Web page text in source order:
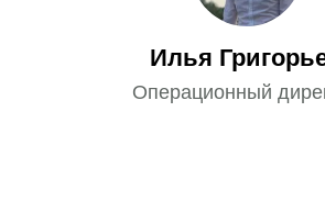
Илья
Операционный
© 2026 ТОО «Зеробит»
Политика обработки персональных
данных
Реквизиты компании